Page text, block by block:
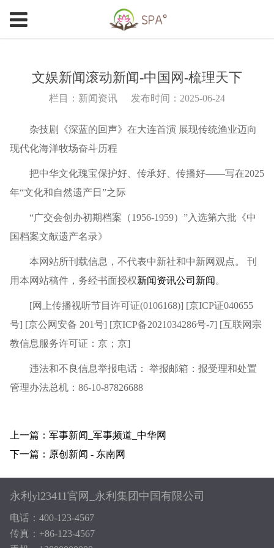
文娱新闻滚动新闻-中国网-梳理天下
栏目：新闻资讯 发布时间：2025-06-24
杂技剧《深蓝的回声》在大连首演 展现传统渔业迈向
现代化海洋牧场奋斗历程
把中华文化瑰宝保护好、传承好、传播好——写在2025
年“文化和自然遗产日”之际
“广交会创办初期档案（1956-1959）”入选第六批《中
国档案文献遗产名录》
本网站所刊载信息，不代表中新社和中新网观点。 刊
用本网站稿件，务经书面授权新闻资讯公司新闻 。
[网上传播视听节目许可证(0106168)] [京ICP证040655
号] [京公网安备 201号] [京ICP备2021034286号-7] [互联网宗
教信息服务许可证：京；京]
违法和不良信息举报电话： 举报邮箱：报受理和处置
管理办法总机：86-10-87826688
上一篇：军事新闻_军事频道_中华网
下一篇：原创新闻 - 东南网
永利yl23411官网_永利集团中国有限公司
电话：400-123-4567
传真：+86-123-4567